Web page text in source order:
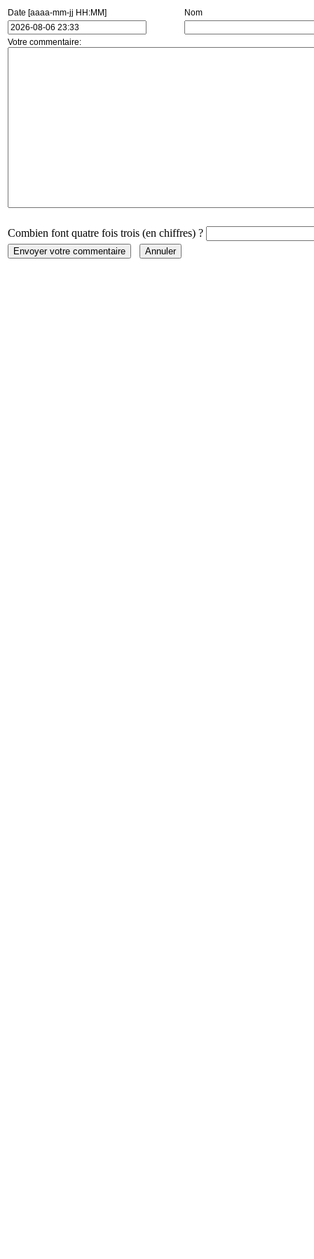
Date [aaaa-mm-jj HH:MM] Nom
Votre commentaire:
Combien font quatre fois trois (en chiffres) ?